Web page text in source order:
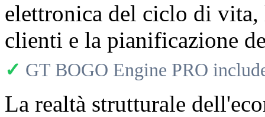
elettronica del ciclo di
clienti e la pianificazione
✓ GT BOGO Engine PRO
La realtà strutturale